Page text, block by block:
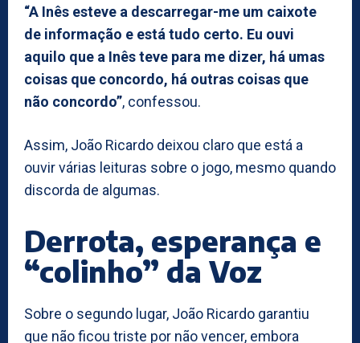
“A Inês esteve a descarregar-me um caixote
de informação e está tudo certo. Eu ouvi
aquilo que a Inês teve para me dizer, há umas
coisas que concordo, há outras coisas que
não concordo”, confessou.
Assim, João Ricardo deixou claro que está a
ouvir várias leituras sobre o jogo, mesmo quando
discorda de algumas.
Derrota, esperança e
“colinho” da Voz
Sobre o segundo lugar, João Ricardo garantiu
que não ficou triste por não vencer, embora